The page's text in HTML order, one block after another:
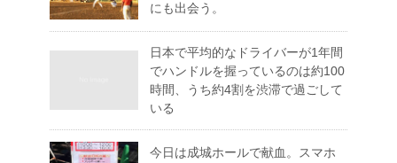
にも出会う。
日本で平均的なドライバーが1年間
でハンドルを握っているのは約100
時間、うち約4割を渋滞で過ごして
いる
今日は成城ホールで献血。スマホ